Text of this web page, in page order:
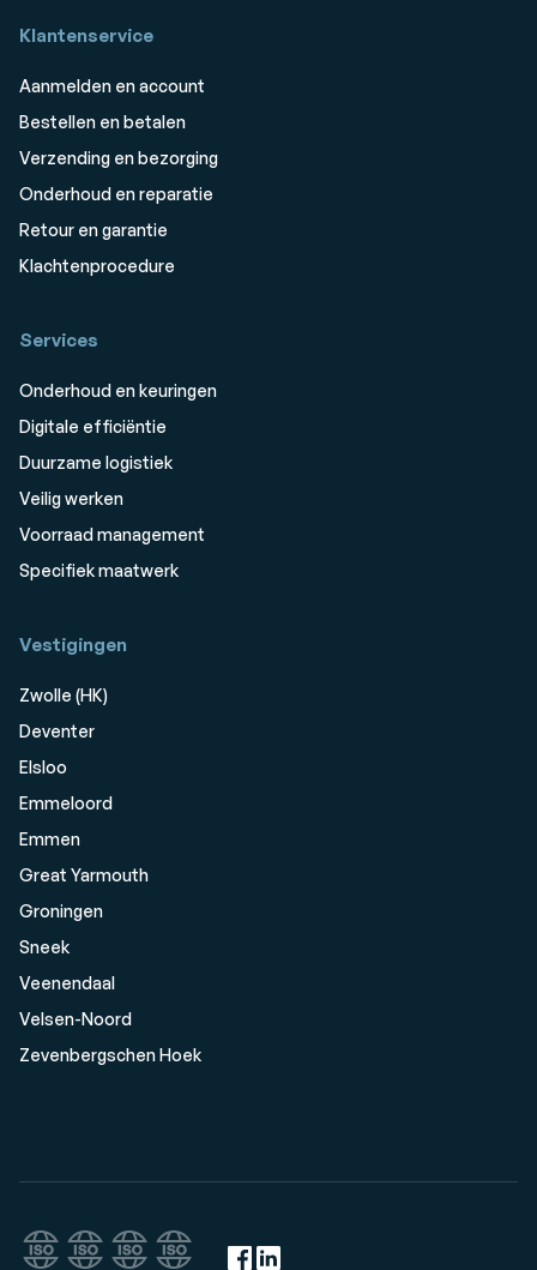
Klantenservice
Aanmelden en account
Bestellen en betalen
Verzending en bezorging
Onderhoud en reparatie
Retour en garantie
Klachtenprocedure
Services
Onderhoud en keuringen
Digitale efficiëntie
Duurzame logistiek
Veilig werken
Voorraad management
Specifiek maatwerk
Vestigingen
Zwolle (HK)
Deventer
Elsloo
Emmeloord
Emmen
Great Yarmouth
Groningen
Sneek
Veenendaal
Velsen-Noord
Zevenbergschen Hoek